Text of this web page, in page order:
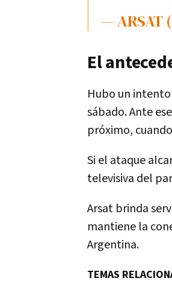
— ARSAT
El
Hubo un
sábado. Ante
próximo, cuando
Si el ataque
televisiva del
Arsat brinda
mantiene la
Argentina.
TEMAS